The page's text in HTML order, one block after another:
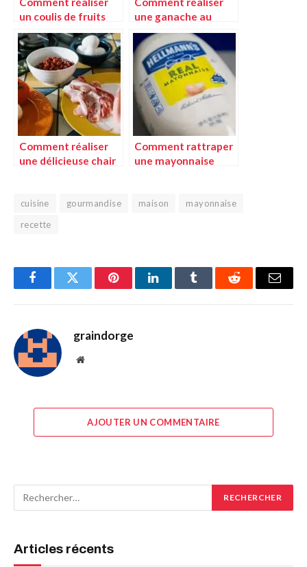
un coulis de fruits
frais maison
une ganache au
chocolat parfaite
Comment réaliser
une délicieuse chair
Comment rattraper
une mayonnaise
cuisine gourmandise maison
mayonnaise
recette
FacebookTwitter PinterestLinkedInTumblr Reddit
E-
graindorge
Site
AJOUTER UN COMMENTAIRE
Articles récents